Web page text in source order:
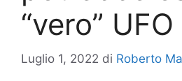
“vero” UFO
Luglio 1, 2022 di Roberto